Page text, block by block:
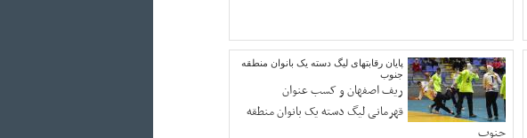
پایان رقابتهای لیگ دسته یک بانوان منطقه
جنوب
ریف اصفهان و کسب عنوان
قهرمانی لیگ دسته یک بانوان منطقه
جنوب